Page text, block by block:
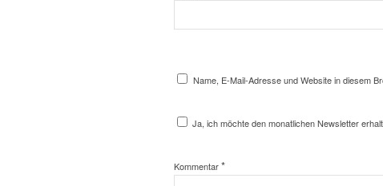
Name, E-Mail-Adresse und Website in diesem
Ja, ich möchte den monatlichen Newsletter
Kommentar*